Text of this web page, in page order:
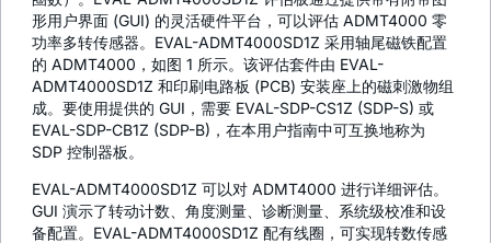
形用户界面 (GUI) 的灵活硬件平台，可以评估 ADMT4000 零
功率多转传感器。EVAL-ADMT4000SD1Z 采用轴尾磁铁配置
的 ADMT4000，如图 1 所示。该评估套件由 EVAL-
ADMT4000SD1Z 和印刷电路板 (PCB) 安装座上的磁刺激物组
成。要使用提供的 GUI，需要 EVAL-SDP-CS1Z (SDP-S) 或
EVAL-SDP-CB1Z (SDP-B)，在本用户指南中可互换地称为
SDP 控制器板。
EVAL-ADMT4000SD1Z 可以对 ADMT4000 进行详细评估。
GUI 演示了转动计数、角度测量、诊断测量、系统级校准和设
备配置。EVAL-ADMT4000SD1Z 配有线圈，可实现转数传感